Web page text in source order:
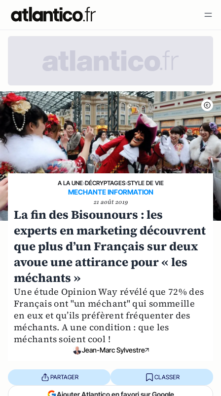
A LA UNE›DÉCRYPTAGES›STYLE DE VIE
MECHANTE INFORMATION
21 août 2019
La fin des Bisounours : les
experts en marketing découvrent
que plus d’un Français sur deux
avoue une attirance pour « les
méchants »
Une étude Opinion Way révélé que 72% des
Français ont "un méchant" qui sommeille
en eux et qu’ils préfèrent fréquenter des
méchants. A une condition : que les
méchants soient cool !
Jean-Marc Sylvestre
PARTAGER CLASSER
Ajouter Atlantico en favori sur Google